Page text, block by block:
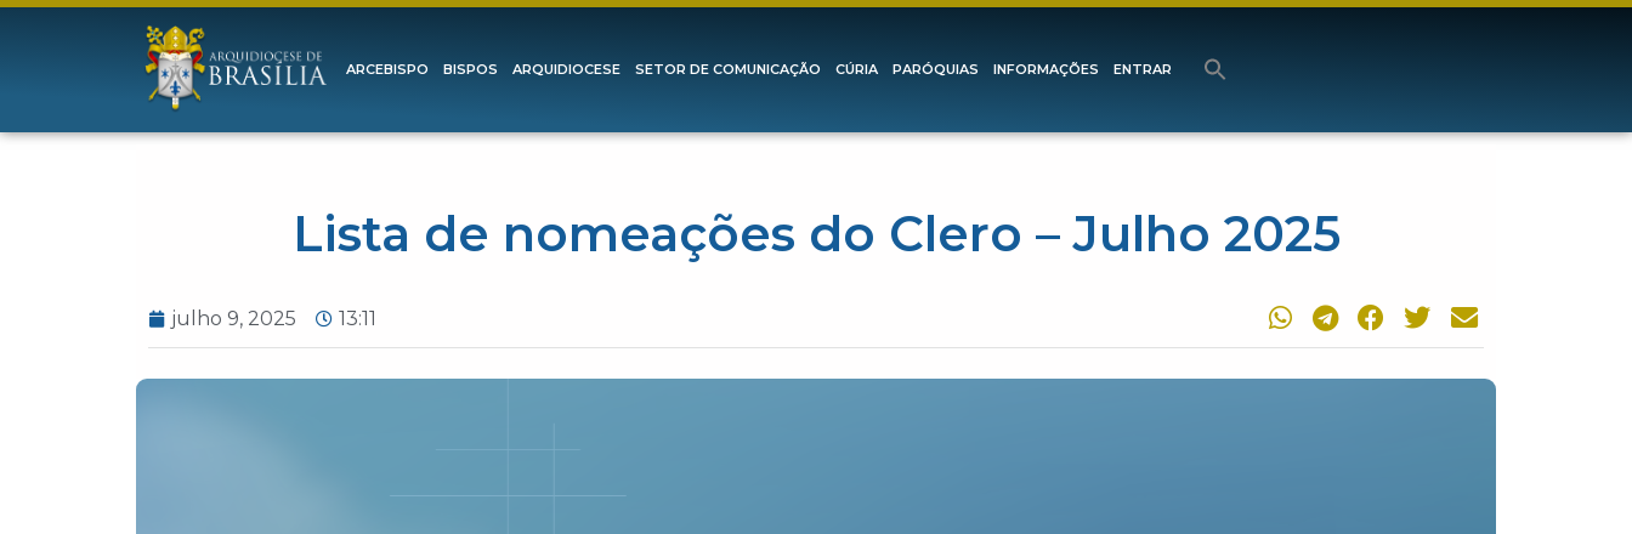
ARCEBISPO BISPOS ARQUIDIOCESE SETOR DE COMUNICAÇÃO CÚRIA PARÓQUIAS INFORMAÇÕES ENTRAR
Lista de nomeações do Clero – Julho 2025
julho 9, 2025 13:11